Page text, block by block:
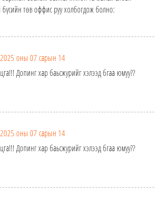
төв оффис руу холбогдож болно:
2025 оны 07 сарын 14
Допинг хар баьсжурийг хэлээд бгаа юмуу??
2025 оны 07 сарын 14
Допинг хар баьсжурийг хэлээд бгаа юмуу??